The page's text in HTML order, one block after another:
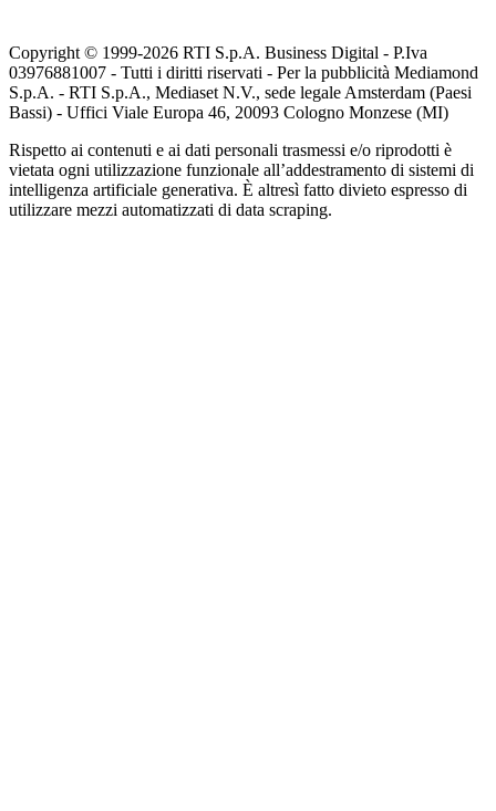
Copyright © 1999-2026 RTI S.p.A. Business Digital - P.Iva
03976881007 - Tutti i diritti riservati - Per la pubblicità Mediamond
S.p.A. - RTI S.p.A., Mediaset N.V., sede legale Amsterdam (Paesi
Bassi) - Uffici Viale Europa 46, 20093 Cologno Monzese (MI)
Rispetto ai contenuti e ai dati personali trasmessi e/o riprodotti è
vietata ogni utilizzazione funzionale all’addestramento di sistemi di
intelligenza artificiale generativa. È altresì fatto divieto espresso di
utilizzare mezzi automatizzati di data scraping.